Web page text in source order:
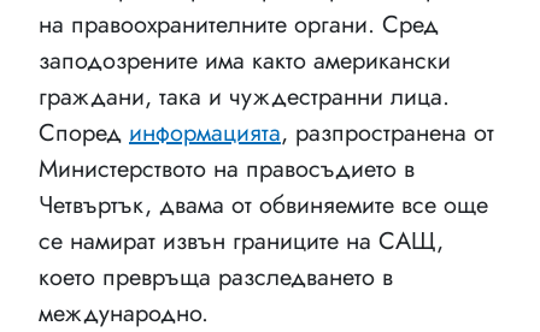
на правоохранителните органи. Сред
заподозрените има както американски
граждани, така и чуждестранни лица.
Според информацията, разпространена от
Министерството на правосъдието в
Четвъртък, двама от обвиняемите все още
се намират извън границите на САЩ,
което превръща разследването в
международно.